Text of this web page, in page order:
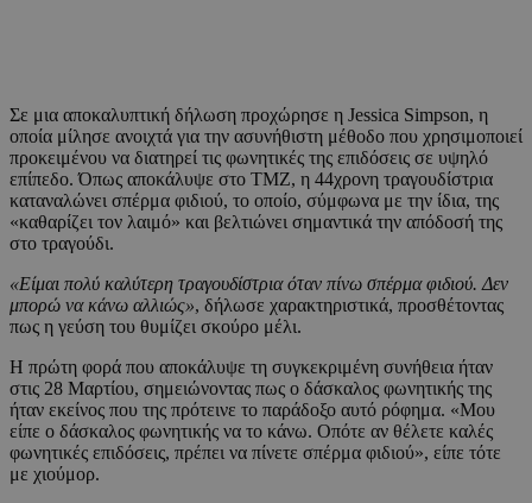
Σε μια αποκαλυπτική δήλωση προχώρησε η Jessica Simpson, η
οποία μίλησε ανοιχτά για την ασυνήθιστη μέθοδο που χρησιμοποιεί
προκειμένου να διατηρεί τις φωνητικές της επιδόσεις σε υψηλό
επίπεδο. Όπως αποκάλυψε στο TMZ, η 44χρονη τραγουδίστρια
καταναλώνει σπέρμα φιδιού, το οποίο, σύμφωνα με την ίδια, της
«καθαρίζει τον λαιμό» και βελτιώνει σημαντικά την απόδοσή της
στο τραγούδι.
«Είμαι πολύ καλύτερη τραγουδίστρια όταν πίνω σπέρμα φιδιού. Δεν
μπορώ να κάνω αλλιώς», δήλωσε χαρακτηριστικά, προσθέτοντας
πως η γεύση του θυμίζει σκούρο μέλι.
Η πρώτη φορά που αποκάλυψε τη συγκεκριμένη συνήθεια ήταν
στις 28 Μαρτίου, σημειώνοντας πως ο δάσκαλος φωνητικής της
ήταν εκείνος που της πρότεινε το παράδοξο αυτό ρόφημα. «Μου
είπε ο δάσκαλος φωνητικής να το κάνω. Οπότε αν θέλετε καλές
φωνητικές επιδόσεις, πρέπει να πίνετε σπέρμα φιδιού», είπε τότε
με χιούμορ.